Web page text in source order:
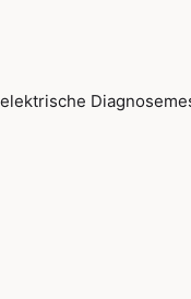
elektrische